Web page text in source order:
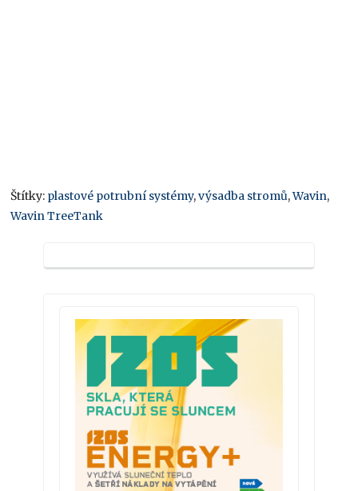
Štítky: plastové potrubní systémy,výsadba stromů,Wavin,
Wavin TreeTank